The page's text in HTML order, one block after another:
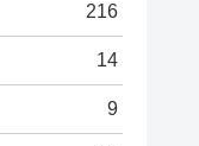
216
14
9